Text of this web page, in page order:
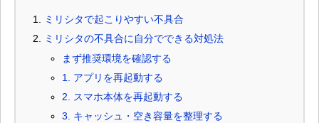
ミリシタで起こりやすい不具合
ミリシタの不具合に自分でできる対処法
まず推奨環境を確認する
1. アプリを再起動する
2. スマホ本体を再起動する
3. キャッシュ・空き容量を整理する